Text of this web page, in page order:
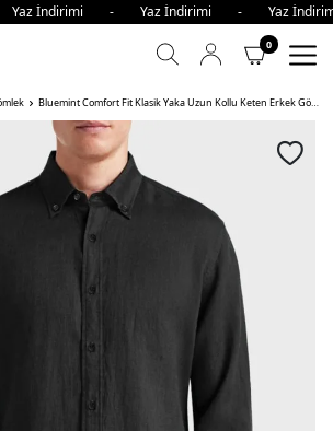
İndirimi - Yaz İndirimi - Yaz
0
Bluemint Comfort Fit Klasik Yaka Uzun Kollu Keten Erkek Gömlek MARTIN